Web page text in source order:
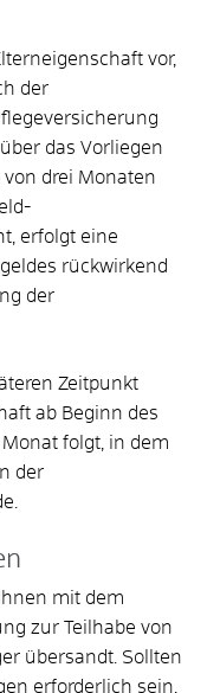
vor,
der
das Vorliegen
drei Monaten
erfolgt eine
rückwirkend
der
Zeitpunkt
ab Beginn des
folgt, in dem
der
mit dem
zur Teilhabe von
übersandt. Sollten
erforderlich sein,